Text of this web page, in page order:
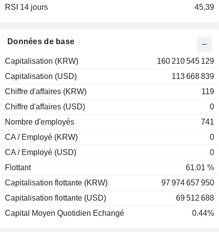
Données de base
Capitalisation (KRW)
160 210 545 129
Capitalisation (USD)
113 668 839
Chiffre d'affaires (KRW)
119
Chiffre d'affaires (USD)
0
Nombre d'employés
741
CA / Employé (KRW)
0
CA / Employé (USD)
0
Flottant
61.01 %
Capitalisation flottante (KRW)
97 974 657 950
Capitalisation flottante (USD)
69 512 688
Capital Moyen Quotidien Echangé
0.44%
RSI 14 jours
45,39